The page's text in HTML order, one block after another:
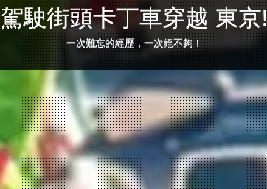
駕駛街頭卡丁車穿越 東京!
一次難忘的經歷，一次絕不夠！